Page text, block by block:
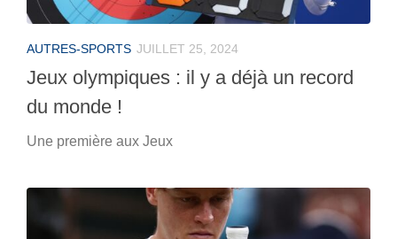
AUTRES-SPORTS JUILLET 25, 2024
Jeux olympiques : il y a déjà un record
du monde !
Une première aux Jeux